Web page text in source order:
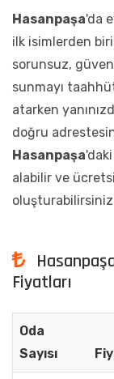
Hasanpaşa'da
ilk isimlerden
sorunsuz,
sunmayı
atarken
doğru
Hasanpaşa
alabilir ve
Fiyatları
Oda
Sayısı